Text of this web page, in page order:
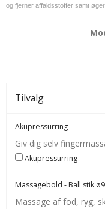
og fjerner affaldsstoffer samt
Tilvalg
Akupressurring
Giv dig selv
Akupressurring
Massagebold - Ball stik
Massage af fod, ryg,